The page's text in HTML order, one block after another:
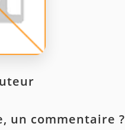
un commentaire ?